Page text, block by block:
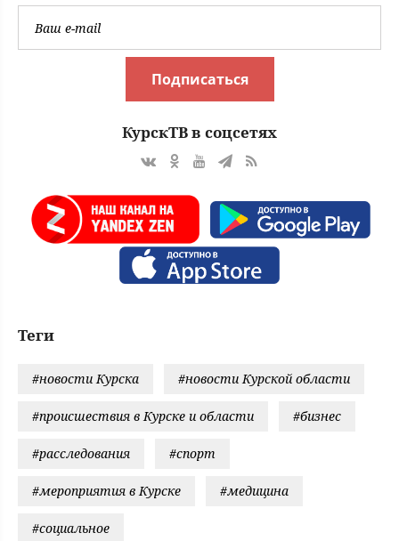
Подписаться
КурскТВ в соцсетях
Теги
#новости Курска #новости Курской области
#происшествия в Курске и области #бизнес
#расследования #спорт
#мероприятия в Курске #медицина
#социальное